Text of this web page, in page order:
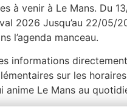
à venir à Le Mans. Du
2026 Jusqu’au 22/05/
l’agenda manceau.
informations
sur les
anime Le Mans au